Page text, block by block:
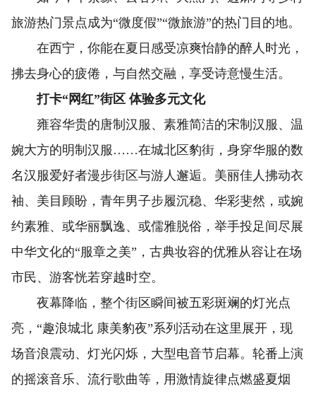
旅游热门景点成为“微度假”“微旅游”的热门目的地。
在西宁，你能在夏日感受凉爽怡静的醉人时光，
拂去身心的疲倦，与自然交融，享受诗意慢生活。
打卡“网红”街区 体验多元文化
雍容华贵的唐制汉服、素雅简洁的宋制汉服、温
婉大方的明制汉服……在城北区豹街，身穿华服的数
名汉服爱好者漫步街区与游人邂逅。美丽佳人拂动衣
袖、美目顾盼，青年男子步履沉稳、华彩斐然，或婉
约素雅、或华丽飘逸、或儒雅脱俗，举手投足间尽展
中华文化的“服章之美”，古典妆容的优雅从容让在场
市民、游客恍若穿越时空。
夜幕降临，整个街区瞬间被五彩斑斓的灯光点
亮，“趣浪城北 康美豹夜”系列活动在这里展开，现
场音浪震动、灯光闪烁，大型电音节启幕。轮番上演
的摇滚音乐、流行歌曲等，用激情旋律点燃盛夏烟